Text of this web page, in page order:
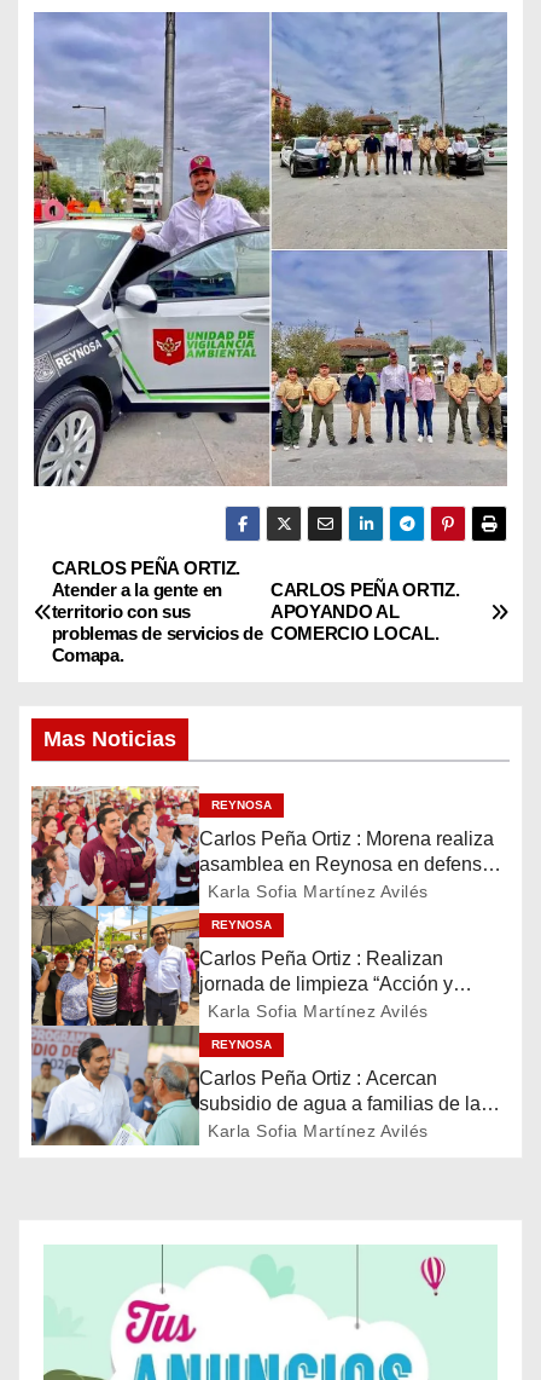
N
a
e
g
a
c
i
ó
n
d
e
n
CARLOS PEÑA ORTIZ.
APOYANDO AL
COMERCIO LOCAL.
CARLOS PEÑA ORTIZ.
Atender a la gente en
territorio con sus
problemas de servicios de
Comapa.
Mas Noticias
REYNOSA
Carlos Peña Ortiz : Morena realiza
asamblea en Reynosa en defensa
de la soberanía
Karla Sofia Martínez Avilés
REYNOSA
Carlos Peña Ortiz : Realizan
jornada de limpieza “Acción y
Conciencia” en Reynosa
Karla Sofia Martínez Avilés
REYNOSA
Carlos Peña Ortiz : Acercan
subsidio de agua a familias de la
colonia La Cañada
Karla Sofia Martínez Avilés